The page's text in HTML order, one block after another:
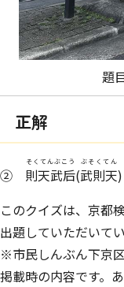
題
正解
② 則天武后
そくてんぶこう
(武則天
ぶそくてん
)
このクイズは、京都
出題していただいてい
※市民しんぶん下京
掲載時の内容です。